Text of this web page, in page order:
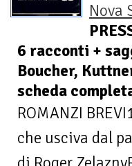
Nova
6 racconti +
Boucher,
scheda
ROMANZI
che usciva dal